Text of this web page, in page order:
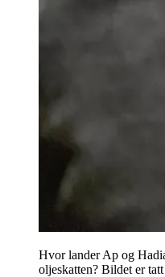
Hvor lander Ap og
oljeskatten? Bildet er